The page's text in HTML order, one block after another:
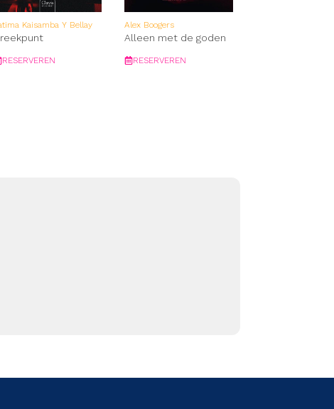
Kaisamba Y Bellay
RESERVEREN
Alex Boogers
Alleen met de goden
RESERVEREN